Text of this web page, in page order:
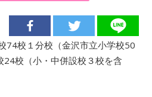
74校１分校（金沢市立小学校50
校（小・中併設校３校を含